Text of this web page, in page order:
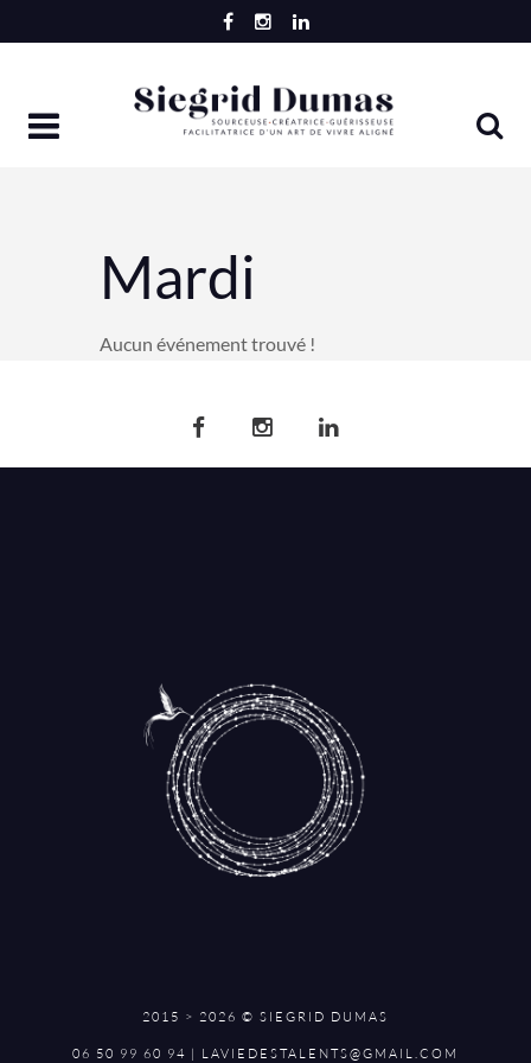
to
Mardi
Aucun événement trouvé !
2015 > 2026 © SIEGRID DUMAS
06 50 99 60 94 | LAVIEDESTALENTS@GMAIL.COM